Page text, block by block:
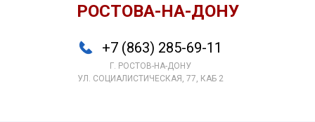
РОСТОВА-НА-ДОНУ
+7 (863) 285-69-11
Г. РОСТОВ-НА-ДОНУ
УЛ. СОЦИАЛИСТИЧЕСКАЯ, 77, КАБ 2